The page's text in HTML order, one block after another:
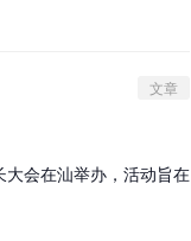
文章
会在汕举办，活动旨在